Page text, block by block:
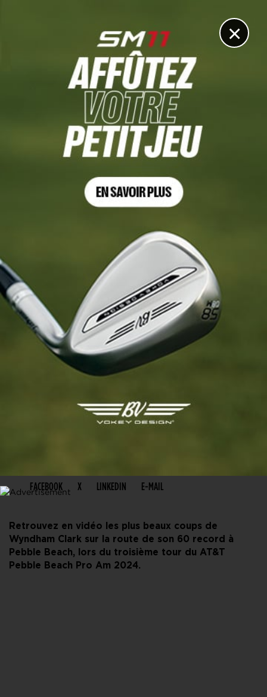
×
AT&T PEBBLE BEACH PRO-AM
FACEBOOK X LINKEDIN E-MAIL
Retrouvez en vidéo les plus beaux coups de
Wyndham Clark sur la route de son 60 record à
Pebble Beach, lors du troisième tour du AT&T
Pebble Beach Pro Am 2024.